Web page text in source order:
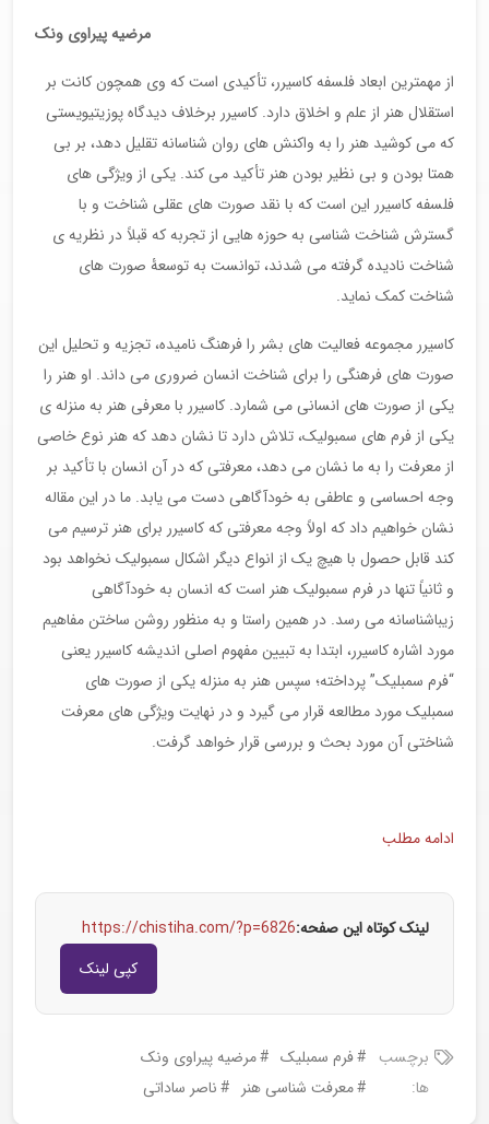
مرضیه پیراوی ونک
از مهمترین ابعاد فلسفه کاسیرر، تأکیدی است که وی همچون کانت بر
استقلال هنر از علم و اخلاق دارد. کاسیرر برخلاف دیدگاه پوزیتیویستی
که می کوشید هنر را به واکنش های روان شناسانه تقلیل دهد، بر بی
همتا بودن و بی نظیر بودن هنر تأکید می کند. یکی از ویژگی های
فلسفه کاسیرر این است که با نقد صورت های عقلی شناخت و با
گسترش شناخت شناسی به حوزه هایی از تجربه که قبلاً در نظریه ی
شناخت نادیده گرفته می شدند، توانست به توسعۀ صورت های
شناخت کمک نماید.
کاسیرر مجموعه فعالیت های بشر را فرهنگ نامیده، تجزیه و تحلیل این
صورت های فرهنگی را برای شناخت انسان ضروری می داند. او هنر را
یکی از صورت های انسانی می شمارد. کاسیرر با معرفی هنر به منزله ی
یکی از فرم های سمبولیک، تلاش دارد تا نشان دهد که هنر نوع خاصی
از معرفت را به ما نشان می دهد، معرفتی که در آن انسان با تأکید بر
وجه احساسی و عاطفی به خودآگاهی دست می یابد. ما در این مقاله
نشان خواهیم داد که اولاً وجه معرفتی که کاسیرر برای هنر ترسیم می
کند قابل حصول با هیچ یک از انواع دیگر اشکال سمبولیک نخواهد بود
و ثانیاً تنها در فرم سمبولیک هنر است که انسان به خودآگاهی
زیباشناسانه می رسد. در همین راستا و به منظور روشن ساختن مفاهیم
مورد اشاره کاسیرر، ابتدا به تبیین مفهوم اصلی اندیشه کاسیرر یعنی
“فرم سمبلیک” پرداخته؛ سپس هنر به منزله یکی از صورت های
سمبلیک مورد مطالعه قرار می گیرد و در نهایت ویژگی های معرفت
شناختی آن مورد بحث و بررسی قرار خواهد گرفت.
ادامه مطلب
لینک کوتاه این صفحه:https://chistiha.com/?p=6826
کپی لینک
برچسب
ها:
فرم سمبلیک
مرضیه پیراوی ونک
معرفت شناسی هنر
ناصر ساداتی